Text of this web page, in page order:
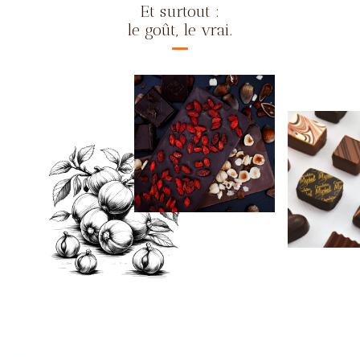
Et surtout :
le goût, le vrai.